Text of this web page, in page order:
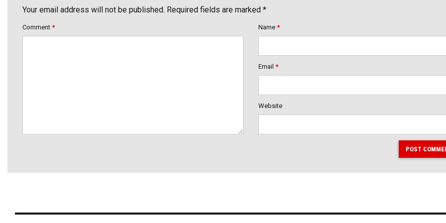
Your email address will not be published. Required fields are marked *
Comment * Name *
Email *
Website
POST